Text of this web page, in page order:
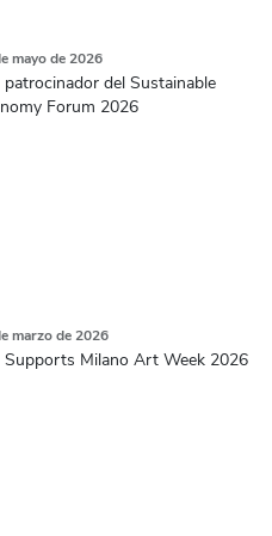
mayo de 2026
patrocinador del Sustainable
Forum 2026
marzo de 2026
Supports Milano Art Week 2026